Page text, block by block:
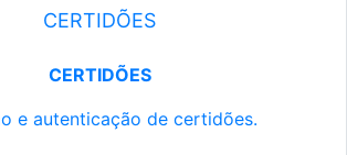
CERTIDÕES
CERTIDÕES
e autenticação de certidões.